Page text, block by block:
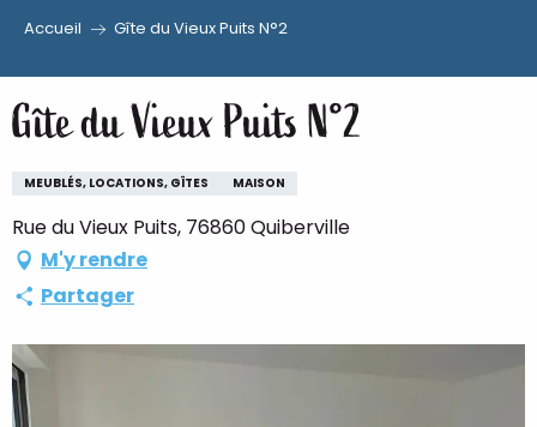
au
contenu
principal
Accueil Gîte du Vieux Puits N°2
Gîte du Vieux Puits N°2
MEUBLÉS, LOCATIONS, GÎTES MAISON
Rue du Vieux Puits, 76860 Quiberville
M'y rendre
Partager